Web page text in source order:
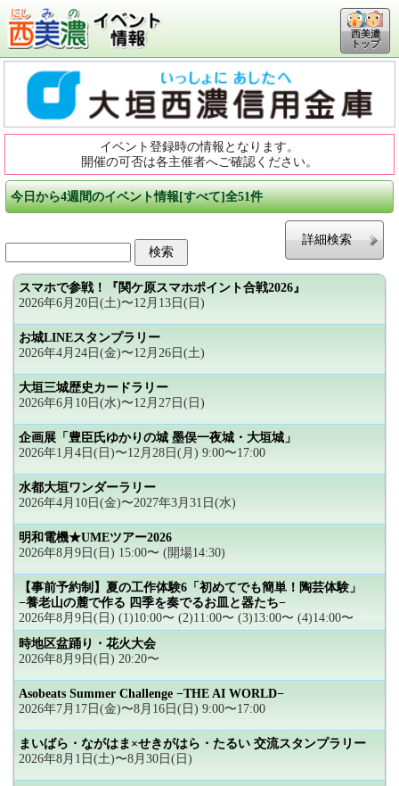
西美濃
トップ
イベント登録時の情報となります。
開催の可否は各主催者へご確認ください。
今日から4週間のイベント情報[すべて]全51件
詳細検索
スマホで参戦！『関ケ原スマホポイント合戦2026』
2026年6月20日(土)〜12月13日(日)
お城LINEスタンプラリー
2026年4月24日(金)〜12月26日(土)
大垣三城歴史カードラリー
2026年6月10日(水)〜12月27日(日)
企画展「豊臣氏ゆかりの城 墨俣一夜城・大垣城」
2026年1月4日(日)〜12月28日(月) 9:00〜17:00
水都大垣ワンダーラリー
2026年4月10日(金)〜2027年3月31日(水)
明和電機★UMEツアー2026
2026年8月9日(日) 15:00〜 (開場14:30)
【事前予約制】夏の工作体験6「初めてでも簡単！陶芸体験」
−養老山の麓で作る 四季を奏でるお皿と器たち−
2026年8月9日(日) (1)10:00〜 (2)11:00〜 (3)13:00〜 (4)14:00〜
時地区盆踊り・花火大会
2026年8月9日(日) 20:20〜
Asobeats Summer Challenge −THE AI WORLD−
2026年7月17日(金)〜8月16日(日) 9:00〜17:00
まいばら・ながはま×せきがはら・たるい 交流スタンプラリー
2026年8月1日(土)〜8月30日(日)